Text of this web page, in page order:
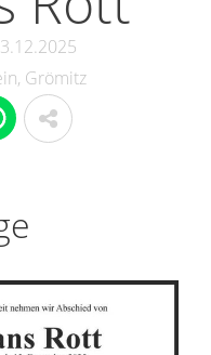
Grömitz